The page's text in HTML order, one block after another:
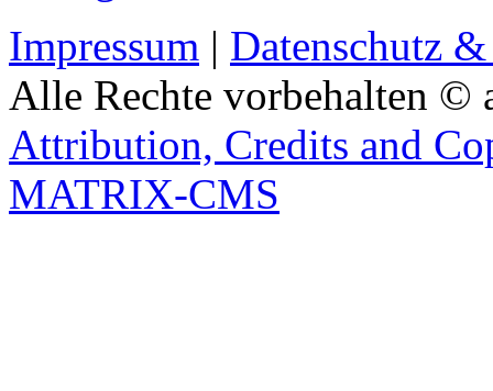
Impressum | Datenschutz
Alle Rechte vorbehalten ©
Attribution, Credits and
MATRIX-CMS